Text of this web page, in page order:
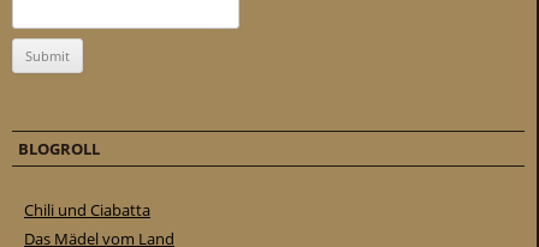
BLOGROLL
Chili und Ciabatta
Das Mädel vom Land